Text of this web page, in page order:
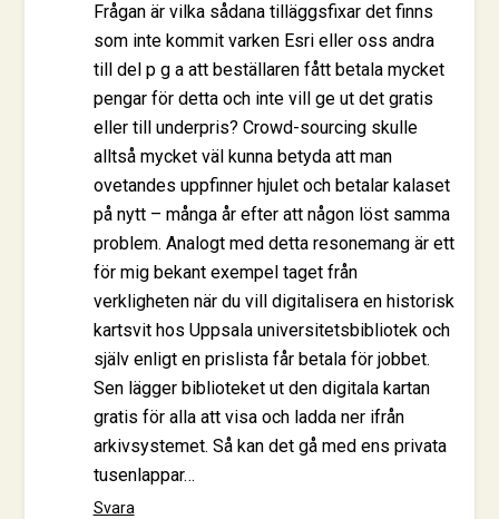
Frågan är vilka sådana tilläggsfixar det finns
som inte kommit varken Esri eller oss andra
till del p g a att beställaren fått betala mycket
pengar för detta och inte vill ge ut det gratis
eller till underpris? Crowd-sourcing skulle
alltså mycket väl kunna betyda att man
ovetandes uppfinner hjulet och betalar kalaset
på nytt – många år efter att någon löst samma
problem. Analogt med detta resonemang är ett
för mig bekant exempel taget från
verkligheten när du vill digitalisera en historisk
kartsvit hos Uppsala universitetsbibliotek och
själv enligt en prislista får betala för jobbet.
Sen lägger biblioteket ut den digitala kartan
gratis för alla att visa och ladda ner ifrån
arkivsystemet. Så kan det gå med ens privata
tusenlappar…
Svara